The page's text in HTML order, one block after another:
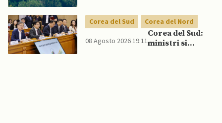
dopo raid
israeliani nel Sud
Corea del Sud Corea del Nord
08 Agosto 2026 19:11
Corea del Sud:
ministri si